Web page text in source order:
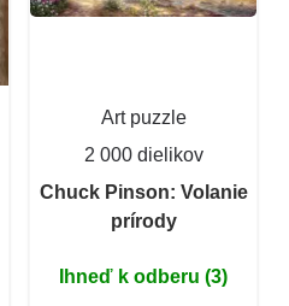
Art puzzle
2 000 dielikov
Chuck Pinson: Volanie
prírody
Ihneď k odberu (3)